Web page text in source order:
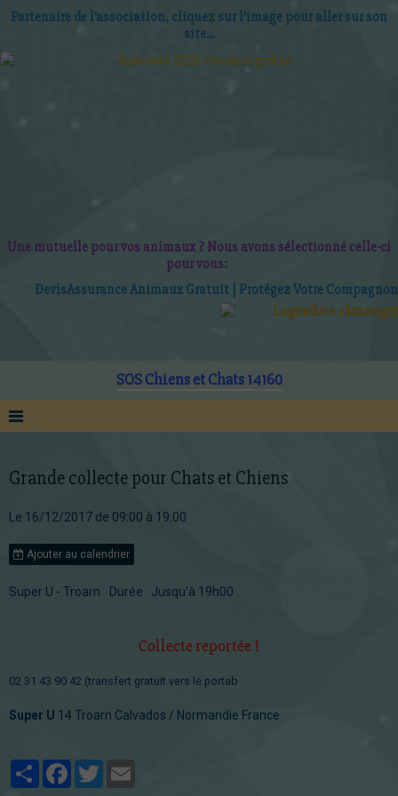
Partenaire de l'association, cliquez sur l'image pour aller sur son
site...
Une mutuelle pour vos animaux ? Nous avons sélectionné celle-ci
pour vous:
DevisAssurance Animaux Gratuit | Protégez Votre Compagnon
SOS Chiens et Chats 14160
Grande collecte pour Chats et Chiens
Le 16/12/2017 de 09:00 à 19:00
Ajouter au calendrier
Super U - Troarn Durée : Jusqu'à 19h00
Collecte reportée !
02 31 43 90 42 (transfert gratuit vers le portab
Super U 14 Troarn Calvados / Normandie France
PartagerFacebookTwitter